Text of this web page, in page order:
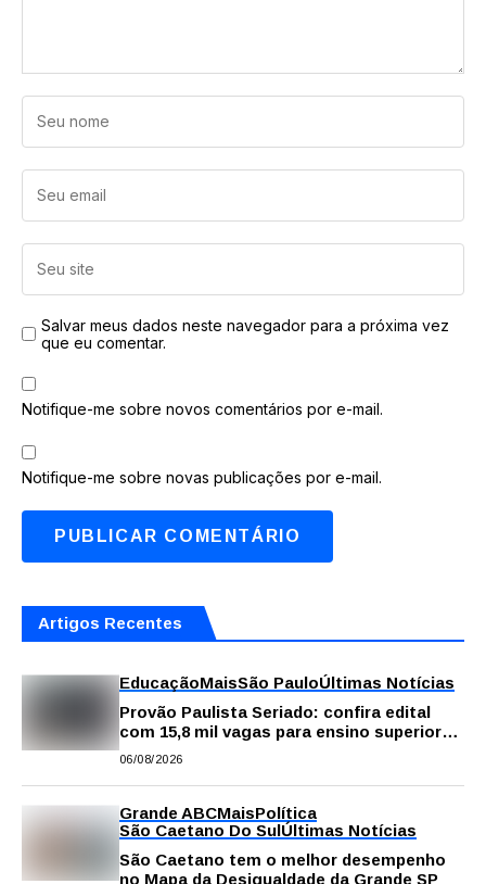
Salvar meus dados neste navegador para a próxima vez
que eu comentar.
Notifique-me sobre novos comentários por e-mail.
Notifique-me sobre novas publicações por e-mail.
Artigos Recentes
EducaçãoMaisSão PauloÚltimas Notícias
Provão Paulista Seriado: confira edital
com 15,8 mil vagas para ensino superior
público
06/08/2026
Grande ABCMaisPolítica
São Caetano Do SulÚltimas Notícias
São Caetano tem o melhor desempenho
no Mapa da Desigualdade da Grande SP